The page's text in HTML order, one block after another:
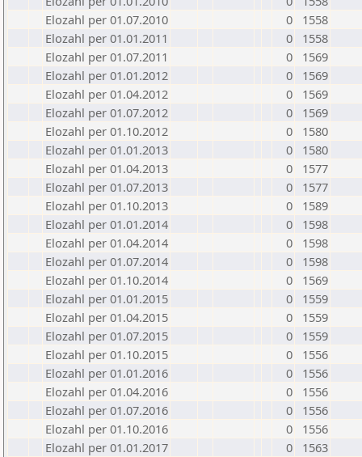
Elozahl per 01.07.2010
0
1558
Elozahl per 01.01.2011
0
1558
Elozahl per 01.07.2011
0
1569
Elozahl per 01.01.2012
0
1569
Elozahl per 01.04.2012
0
1569
Elozahl per 01.07.2012
0
1569
Elozahl per 01.10.2012
0
1580
Elozahl per 01.01.2013
0
1580
Elozahl per 01.04.2013
0
1577
Elozahl per 01.07.2013
0
1577
Elozahl per 01.10.2013
0
1589
Elozahl per 01.01.2014
0
1598
Elozahl per 01.04.2014
0
1598
Elozahl per 01.07.2014
0
1598
Elozahl per 01.10.2014
0
1569
Elozahl per 01.01.2015
0
1559
Elozahl per 01.04.2015
0
1559
Elozahl per 01.07.2015
0
1559
Elozahl per 01.10.2015
0
1556
Elozahl per 01.01.2016
0
1556
Elozahl per 01.04.2016
0
1556
Elozahl per 01.07.2016
0
1556
Elozahl per 01.10.2016
0
1556
Elozahl per 01.01.2017
0
1563